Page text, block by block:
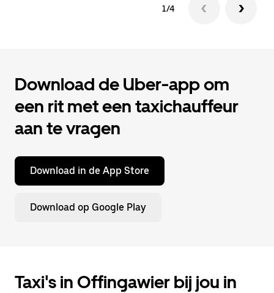
1/4
Download de Uber-app om
een rit met een taxichauffeur
aan te vragen
Download in de App Store
Download op Google Play
Taxi's in Offingawier bij jou in